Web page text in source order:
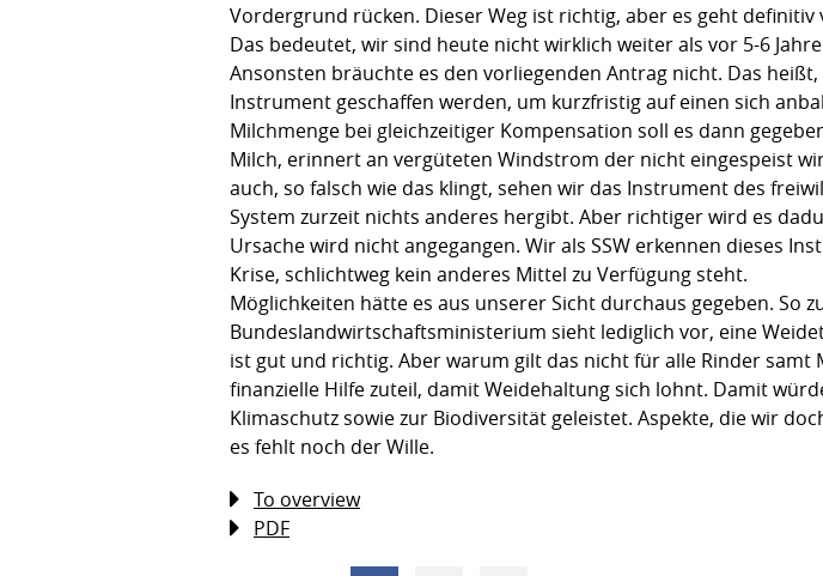
Vordergrund rücken. Dieser Weg ist richtig, aber es geht definitiv
Das bedeutet, wir sind heute nicht wirklich weiter als vor 5-6
Ansonsten bräuchte es den vorliegenden Antrag nicht. Das
Instrument geschaffen werden, um kurzfristig auf einen sich
Milchmenge bei gleichzeitiger Kompensation soll es dann
Milch, erinnert an vergüteten Windstrom der nicht eingespeist
auch, so falsch wie das klingt, sehen wir das Instrument des
System zurzeit nichts anderes hergibt. Aber richtiger wird es
Ursache wird nicht angegangen. Wir als SSW erkennen dieses
Krise, schlichtweg kein anderes Mittel zu Verfügung steht.
Möglichkeiten hätte es aus unserer Sicht durchaus gegeben. So
Bundeslandwirtschaftsministerium sieht lediglich vor, eine
ist gut und richtig. Aber warum gilt das nicht für alle Rinder
finanzielle Hilfe zuteil, damit Weidehaltung sich lohnt. Damit
Klimaschutz sowie zur Biodiversität geleistet. Aspekte, die wir
es fehlt noch der Wille.
To overview
PDF